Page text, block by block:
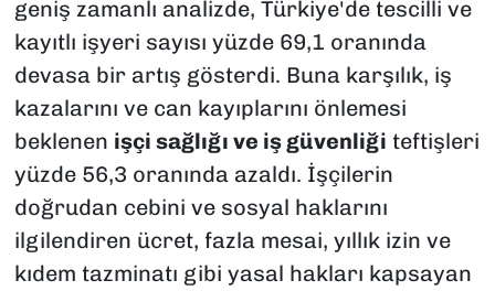
geniş zamanlı analizde, Türkiye'de tescilli ve
kayıtlı işyeri sayısı yüzde 69,1 oranında
devasa bir artış gösterdi. Buna karşılık, iş
kazalarını ve can kayıplarını önlemesi
beklenen işçi sağlığı ve iş güvenliği teftişleri
yüzde 56,3 oranında azaldı. İşçilerin
doğrudan cebini ve sosyal haklarını
ilgilendiren ücret, fazla mesai, yıllık izin ve
kıdem tazminatı gibi yasal hakları kapsayan